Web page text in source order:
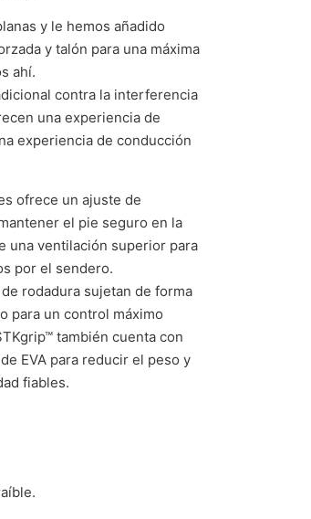
y le hemos añadido
y talón para una máxima
ahí.
contra la interferencia
una experiencia de
experiencia de conducción
ofrece un ajuste de
el pie seguro en la
una ventilación superior para
por el sendero.
rodadura sujetan de forma
para un control máximo
también cuenta con
EVA para reducir el peso y
fiables.